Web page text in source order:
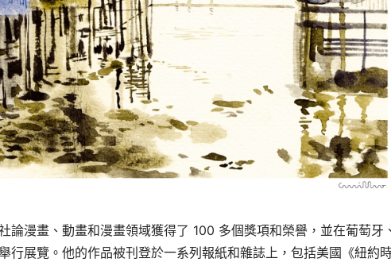
論漫畫、動畫和漫畫領域獲得了 100 多個獎項和榮譽，並在葡萄牙
行展覽。他的作品被刊登於一系列報紙和雜誌上，包括美國《紐約